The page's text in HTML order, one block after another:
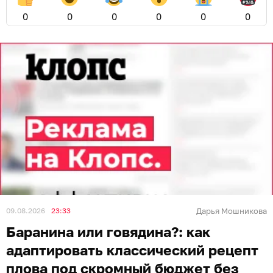
0 0 0 0 0 0
09.08.2026 23:33 Дарья Мошникова
Баранина или говядина?: как
адаптировать классический рецепт
плова под скромный бюджет без